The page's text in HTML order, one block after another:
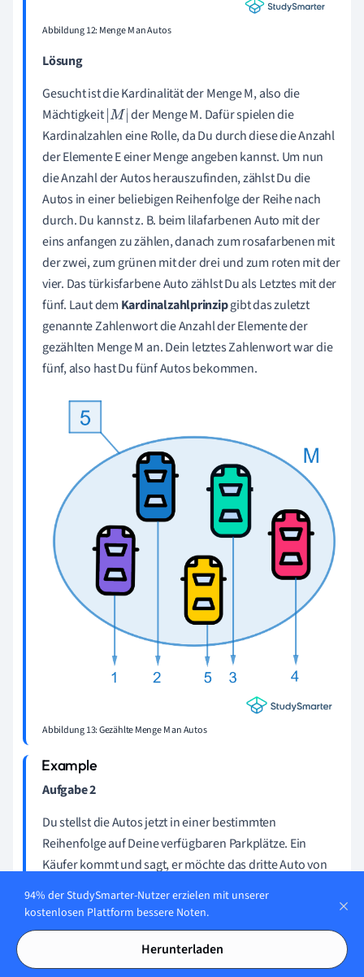
Abbildung 12: Menge M an Autos
Lösung
Gesucht ist die Kardinalität der Menge M, also die
Mächtigkeit M
der Menge M. Dafür spielen die
Kardinalzahlen eine Rolle, da Du durch diese die Anzahl
der Elemente E einer Menge angeben kannst. Um nun
die Anzahl der Autos herauszufinden, zählst Du die
Autos in einer beliebigen Reihenfolge der Reihe nach
durch. Du kannst z. B. beim lilafarbenen Auto mit der
eins anfangen zu zählen, danach zum rosafarbenen mit
der zwei, zum grünen mit der drei und zum roten mit der
vier. Das türkisfarbene Auto zählst Du als Letztes mit der
fünf. Laut dem Kardinalzahlprinzipgibt das zuletzt
genannte Zahlenwort die Anzahl der Elemente der
gezählten Menge M an. Dein letztes Zahlenwort war die
fünf, also hast Du fünf Autos bekommen.
Abbildung 13: Gezählte Menge M an Autos
Aufgabe 2
Du stellst die Autos jetzt in einer bestimmten
Reihenfolge auf Deine verfügbaren Parkplätze. Ein
Käufer kommt und sagt, er möchte das dritte Auto von
94% der StudySmarter-Nutzer erzielen mit unserer
kostenlosen Plattform bessere Noten.
Herunterladen